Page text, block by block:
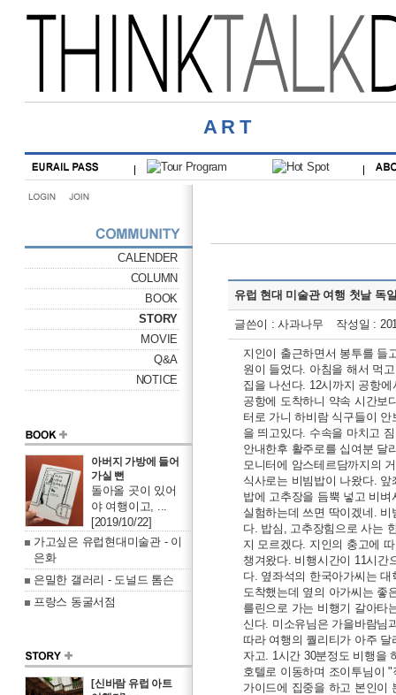
ART
CALENDER
COLUMN
BOOK
STORY
MOVIE
Q&A
NOTICE
아버지 가방에 들어
가실 뻔
돌아올 곳이 있어
야 여행이고, ...
[2019/10/22]
가고싶은 유럽현대미술관 - 이
은화
은밀한 갤러리 - 도널드 톰슨
프랑스 동굴서점
[신바람 유럽 아트
유럽 현대 미술관 여행 첫날 독
글쓴이 : 사과나무 작성일 :
지인이 출근하면서 봉투를 들
원이 들었다. 아침을 해서 먹
집을 나선다. 12시까지 공항
공항에 도착하니 약속 시간보
터로 가니 하비람 식구들이
을 띄고있다. 수속을 마치고
안내한후 활주로를 십여분 달
모니터에 암스테르담까지의
식사로는 비빔밥이 나왔다.
밥에 고추장을 듬뿍 넣고 비
실험하는데 쓰면 딱이겠네.
다. 밥심, 고추장힘으로 사는
지 모르겠다. 지인의 충고에
챙겨왔다. 비행시간이 11시간
다. 옆좌석의 한국아가씨는
도착했는데 옆의 아가씨는 좋
를린으로 가는 비행기 갈아타
신다. 미소유님은 가을바람님
따라 여행의 퀄리티가 아주
자고. 1시간 30분정도 비행을
호텔로 이동하며 조이투님이
가이드에 집중을 하고 본인이